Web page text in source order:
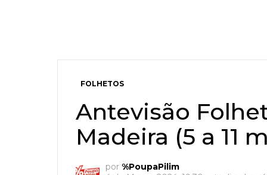
FOLHETOS
Antevisão
Madeira (5 a 11
por %PoupaPilim